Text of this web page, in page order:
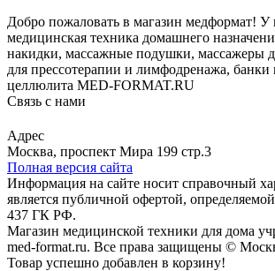
Добро пожаловать в магазин медформат! У
медицинская техника домашнего
накидки, массажные подушки, массажеры
для прессотерапии и лимфодренажа,
целлюлита MED-FORMAT.RU
Связь с нами
Адрес
Москва, проспект Мира 199 стр.3
Полная версия сайта
Информация на сайте носит справочный
является публичной офертой,
437 ГК РФ.
Магазин медицинской техники для дома
med-format.ru. Все права защищены ©
Товар успешно добавлен в корзину!